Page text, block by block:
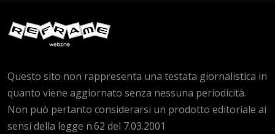
Questo sito non rappresenta una testata giornalistica in
quanto viene aggiornato senza nessuna periodicità.
Non può pertanto considerarsi un prodotto editoriale ai
sensi della legge n.62 del 7.03.2001